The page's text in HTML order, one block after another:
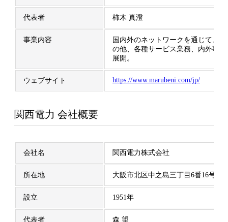
代表者 柿木 真澄
事業内容
国内外のネットワークを通じて、
の他、各種サービス業務、内外事
展開。
ウェブサイト https://www.marubeni.com/jp/
関西電力 会社概要
会社名 関西電力株式会社
所在地 大阪市北区中之島三丁目6番16号
設立 1951年
代表者 森 望